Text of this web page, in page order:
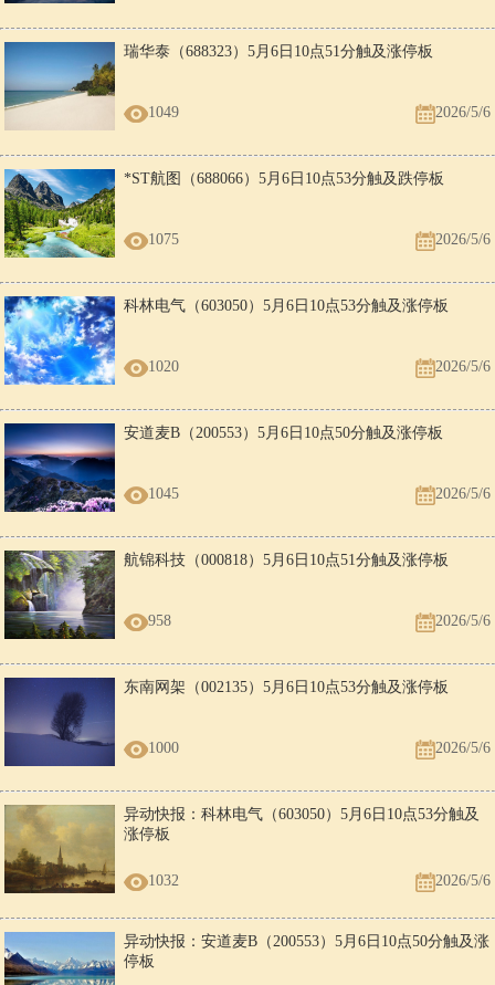
瑞华泰（688323）5月6日10点51分触及涨停板
1049 2026/5/6
*ST航图（688066）5月6日10点53分触及跌停板
1075 2026/5/6
科林电气（603050）5月6日10点53分触及涨停板
1020 2026/5/6
安道麦B（200553）5月6日10点50分触及涨停板
1045 2026/5/6
航锦科技（000818）5月6日10点51分触及涨停板
958 2026/5/6
东南网架（002135）5月6日10点53分触及涨停板
1000 2026/5/6
异动快报：科林电气（603050）5月6日10点53分触及
涨停板
1032 2026/5/6
异动快报：安道麦B（200553）5月6日10点50分触及涨
停板